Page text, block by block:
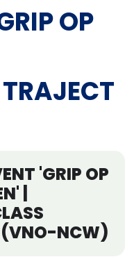
OP
'GRIP OP
|
(VNO-NCW)